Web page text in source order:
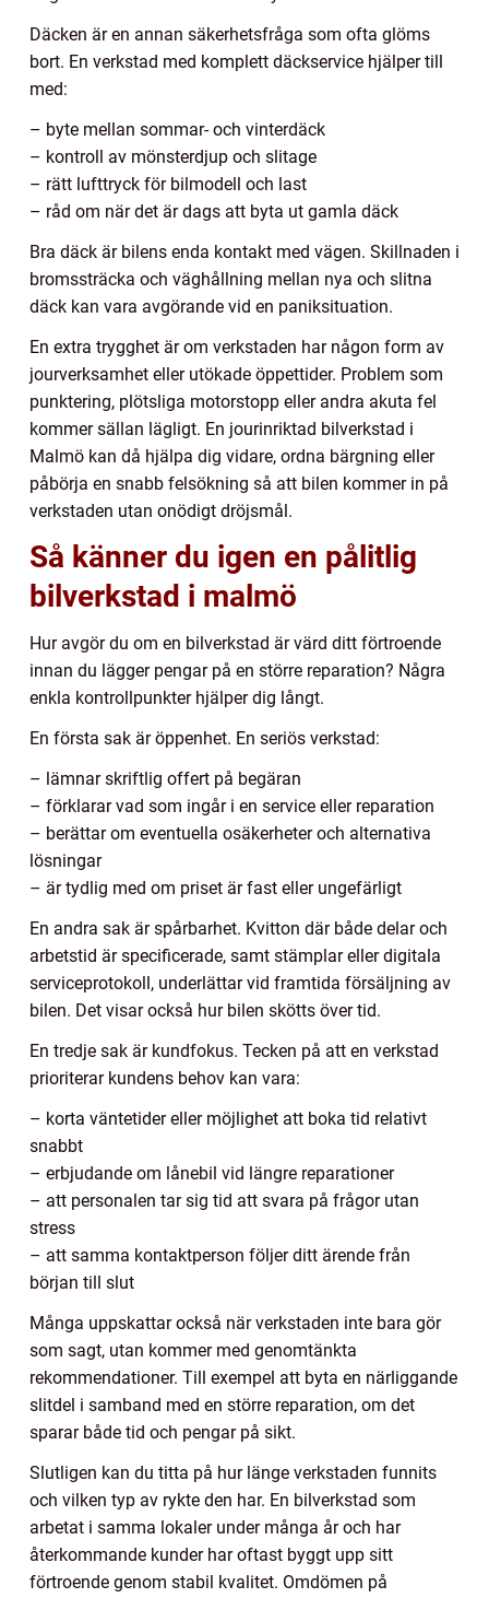
Däcken är en annan säkerhetsfråga som ofta glöms
bort. En verkstad med komplett däckservice hjälper till
med:
– byte mellan sommar- och vinterdäck
– kontroll av mönsterdjup och slitage
– rätt lufttryck för bilmodell och last
– råd om när det är dags att byta ut gamla däck
Bra däck är bilens enda kontakt med vägen. Skillnaden i
bromssträcka och väghållning mellan nya och slitna
däck kan vara avgörande vid en paniksituation.
En extra trygghet är om verkstaden har någon form av
jourverksamhet eller utökade öppettider. Problem som
punktering, plötsliga motorstopp eller andra akuta fel
kommer sällan lägligt. En jourinriktad bilverkstad i
Malmö kan då hjälpa dig vidare, ordna bärgning eller
påbörja en snabb felsökning så att bilen kommer in på
verkstaden utan onödigt dröjsmål.
Så känner du igen en pålitlig
bilverkstad i malmö
Hur avgör du om en bilverkstad är värd ditt förtroende
innan du lägger pengar på en större reparation? Några
enkla kontrollpunkter hjälper dig långt.
En första sak är öppenhet. En seriös verkstad:
– lämnar skriftlig offert på begäran
– förklarar vad som ingår i en service eller reparation
– berättar om eventuella osäkerheter och alternativa
lösningar
– är tydlig med om priset är fast eller ungefärligt
En andra sak är spårbarhet. Kvitton där både delar och
arbetstid är specificerade, samt stämplar eller digitala
serviceprotokoll, underlättar vid framtida försäljning av
bilen. Det visar också hur bilen skötts över tid.
En tredje sak är kundfokus. Tecken på att en verkstad
prioriterar kundens behov kan vara:
– korta väntetider eller möjlighet att boka tid relativt
snabbt
– erbjudande om lånebil vid längre reparationer
– att personalen tar sig tid att svara på frågor utan
stress
– att samma kontaktperson följer ditt ärende från
början till slut
Många uppskattar också när verkstaden inte bara gör
som sagt, utan kommer med genomtänkta
rekommendationer. Till exempel att byta en närliggande
slitdel i samband med en större reparation, om det
sparar både tid och pengar på sikt.
Slutligen kan du titta på hur länge verkstaden funnits
och vilken typ av rykte den har. En bilverkstad som
arbetat i samma lokaler under många år och har
återkommande kunder har oftast byggt upp sitt
förtroende genom stabil kvalitet. Omdömen på